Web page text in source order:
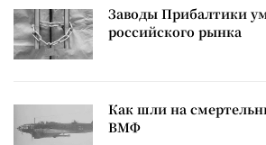
Заводы Прибалтики
российского рынка
Как шли на
ВМФ